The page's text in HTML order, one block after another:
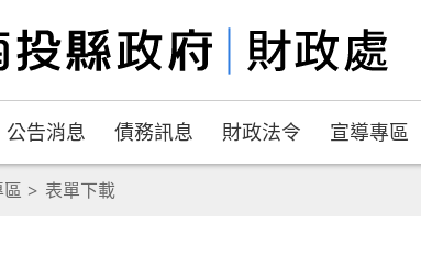
公告消息 債務訊息 財政法令 宣導專區
區 表單下載